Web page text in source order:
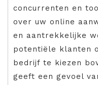
concurrenten en
over uw online
en aantrekkelijke
potentiële klanten
bedrijf te kiezen
geeft een gevoel